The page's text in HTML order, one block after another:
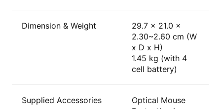
Dimension & Weight
29.7 x 21.0 x
2.30~2.60 cm (W
x D x H)
1.45 kg (with 4
cell battery)
Supplied Accessories
Optical Mouse